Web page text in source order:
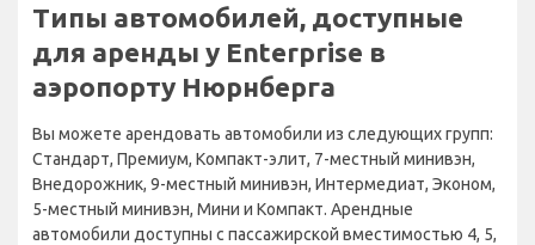
Типы автомобилей, доступные
для аренды у Enterprise в
аэропорту Нюрнберга
Вы можете арендовать автомобили из следующих групп:
Стандарт, Премиум, Компакт-элит, 7-местный минивэн,
Внедорожник, 9-местный минивэн, Интермедиат, Эконом,
5-местный минивэн, Мини и Компакт. Арендные
автомобили доступны с пассажирской вместимостью 4, 5,